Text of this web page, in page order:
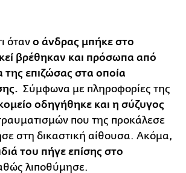
όταν ο άνδρας μπήκε στο
βρέθηκαν και πρόσωπα από
της επιζώσας στα οποία
Σύμφωνα με πληροφορίες της
οδηγήθηκε και η σύζυγος
που της προκάλεσε
στη δικαστική αίθουσα. Ακόμα,
του πήγε επίσης στο
λιποθύμησε.